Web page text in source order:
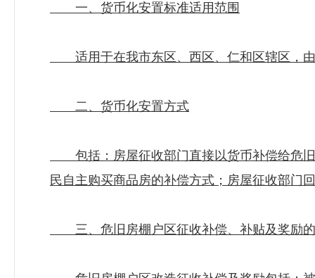
一、货币化安置标准适用范围
适用于在我市东区、西区、仁和区辖区，由
二、货币化安置方式
包括：房屋征收部门直接以货币补偿给危旧
民自主购买商品房的补偿方式；房屋征收部门
三、危旧房棚户区征收补偿、补贴及奖励